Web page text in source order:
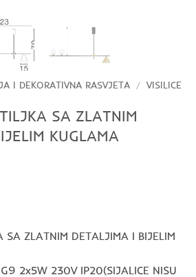
I DEKORATIVNA RASVJETA / VISILICE
SA ZLATNIM
KUGLAMA
SA ZLATNIM DETALJIMA I BIJELIM
2x5W 230V IP20(SIJALICE NISU